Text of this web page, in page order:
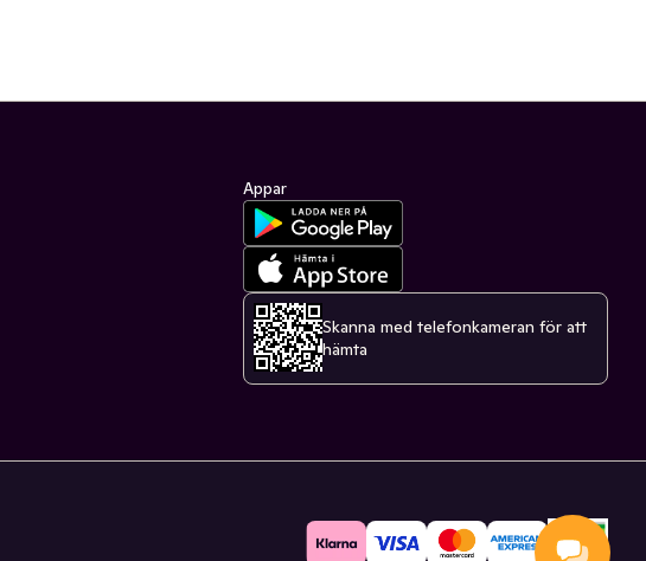
Appar
Skanna med telefonkameran för att
hämta